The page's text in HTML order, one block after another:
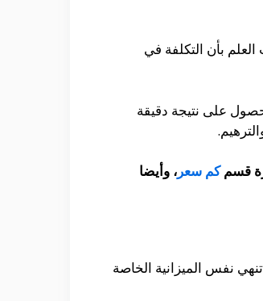
بأن التكلفة في
على نتيجة دقيقة
قسمكم سعر ، وأيضا
نفس الميزانية الخاصة